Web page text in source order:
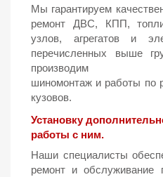
Мы гарантируем
ремонт ДВС, КПП,
узлов, агрегатов и
перечисленных выше
производим
шиномонтаж и работы по
кузовов.
Установку
работы с ним.
Наши специалисты
ремонт и обслуживание